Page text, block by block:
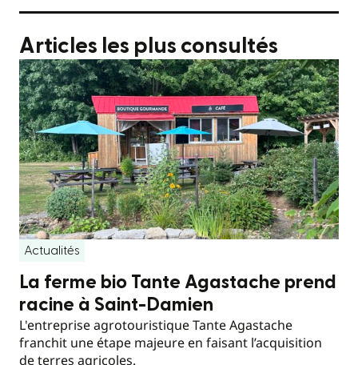
Articles les plus consultés
Actualités
La ferme bio Tante Agastache prend
racine à Saint-Damien
L'entreprise agrotouristique Tante Agastache
franchit une étape majeure en faisant l’acquisition
de terres agricoles.